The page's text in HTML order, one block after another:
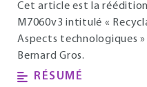
Cet article est la
M7060v3 intitulé «
Aspects technologiques
Bernard Gros.
RÉSUMÉ